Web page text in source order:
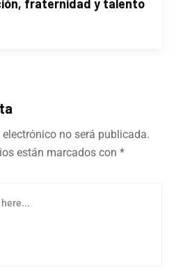
fraternidad y talento
no será publicada.
están marcados con *